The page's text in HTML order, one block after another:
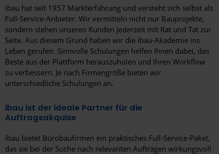
Saarbrücken
Saarlouis
Salzgitter
Schweinfurt
Schwerin
Selm
Senftenberg
Siegen
ibau hat seit 1957 Markterfahrung und versteht sich selbst als
Full-Service-Anbieter. Wir vermitteln nicht nur Bauprojekte,
sondern stehen unseren Kunden jederzeit mit Rat und Tat zur
Seite. Aus diesem Grund haben wir die ibau-Akademie ins
Leben gerufen. Sinnvolle Schulungen helfen Ihnen dabei, das
Beste aus der Plattform herauszuholen und Ihren Workflow
zu verbessern. Je nach Firmengröße bieten wir
unterschiedliche Schulungen an.
ibau ist der ideale Partner für die
Auftragsakquise
ibau bietet Bürobaufirmen ein praktisches Full-Service-Paket,
das sie bei der Suche nach relevanten Aufträgen wirkungsvoll